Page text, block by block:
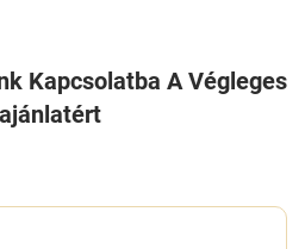
Kapcsolatba A Végleges